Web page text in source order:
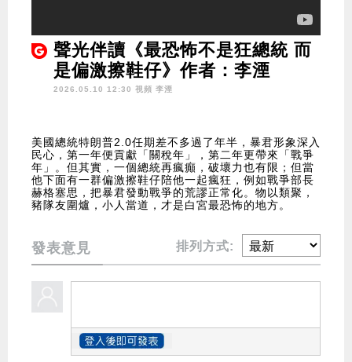
聲光伴讀《最恐怖不是狂總統 而
是偏激擦鞋仔》作者：李湮
2026.05.10 12:30 視頻 李湮
美國總統特朗普2.0任期差不多過了年半，暴君形象深入
民心，第一年便貢獻「關稅年」，第二年更帶來「戰爭
年」。但其實，一個總統再瘋癲，破壞力也有限；但當
他下面有一群偏激擦鞋仔陪他一起瘋狂，例如戰爭部長
赫格塞思，把暴君發動戰爭的荒謬正常化。物以類聚，
豬隊友圍爐，小人當道，才是白宮最恐怖的地方。
發表意見 排列方式: